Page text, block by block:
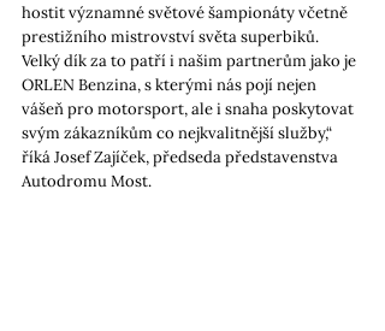
hostit významné světové šampionáty včetně
prestižního mistrovství světa superbiků.
Velký dík za to patří i našim partnerům jako je
ORLEN Benzina, s kterými nás pojí nejen
vášeň pro motorsport, ale i snaha poskytovat
svým zákazníkům co nejkvalitnější služby,“
říká Josef Zajíček, předseda představenstva
Autodromu Most.